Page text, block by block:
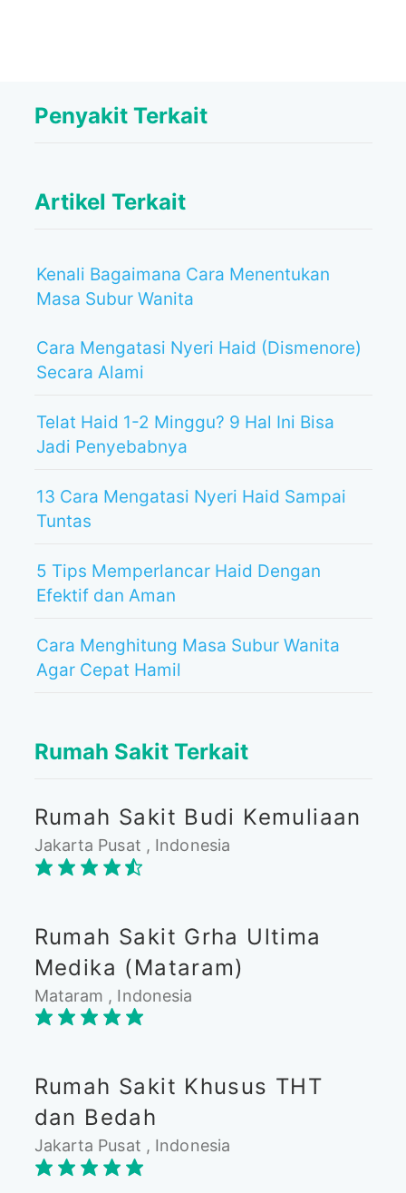
Penyakit Terkait
Artikel Terkait
Kenali Bagaimana Cara Menentukan
Masa Subur Wanita
Cara Mengatasi Nyeri Haid (Dismenore)
Secara Alami
Telat Haid 1-2 Minggu? 9 Hal Ini Bisa
Jadi Penyebabnya
13 Cara Mengatasi Nyeri Haid Sampai
Tuntas
5 Tips Memperlancar Haid Dengan
Efektif dan Aman
Cara Menghitung Masa Subur Wanita
Agar Cepat Hamil
Rumah Sakit Terkait
Rumah Sakit Budi Kemuliaan
Jakarta Pusat , Indonesia
Rumah Sakit Grha Ultima
Medika (Mataram)
Mataram , Indonesia
Rumah Sakit Khusus THT
dan Bedah
Jakarta Pusat , Indonesia